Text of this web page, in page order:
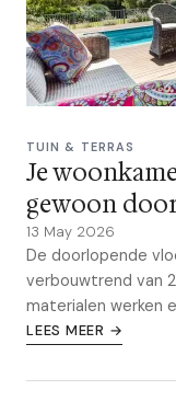
TUIN & TERRAS
Je
gewoon
13 May 2026
De doorlopende
verbouwtrend van
materialen werken
LEES MEER →